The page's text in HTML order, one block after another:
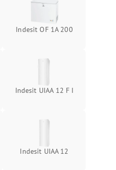
Indesit OF 1A 200
Indesit UIAA 12 F I
Indesit UIAA 12